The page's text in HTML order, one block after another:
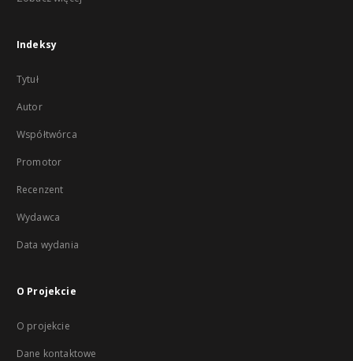
Indeksy
Tytuł
Autor
Współtwórca
Promotor
Recenzent
Wydawca
Data wydania
O Projekcie
O projekcie
Dane kontaktowe